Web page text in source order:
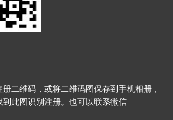
二维码，或将二维码图保存到手机相册，
此图识别注册。也可以联系微信